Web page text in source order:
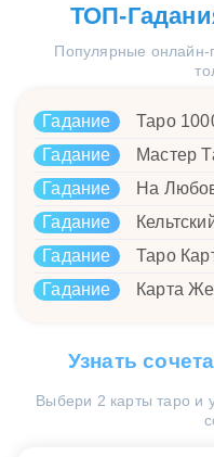
ТОП-
Популярные онлайн-
Гадание Таро
Гадание
Мастер
Гадание
На
Гадание
Гадание
Таро
Гадание
Карта
Узнать
Выбери 2 карты таро и